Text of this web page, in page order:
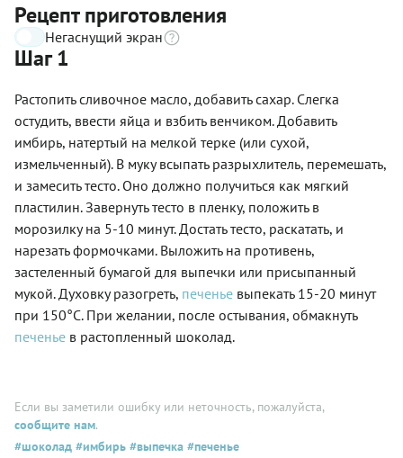
Рецепт приготовления
Негаснущий экран
Шаг 1
Растопить сливочное масло, добавить сахар. Слегка
остудить, ввести яйца и взбить венчиком. Добавить
имбирь, натертый на мелкой терке (или сухой,
измельченный). В муку всыпать разрыхлитель, перемешать,
и замесить тесто. Оно должно получиться как мягкий
пластилин. Завернуть тесто в пленку, положить в
морозилку на 5-10 минут. Достать тесто, раскатать, и
нарезать формочками. Выложить на противень,
застеленный бумагой для выпечки или присыпанный
мукой. Духовку разогреть, печенье выпекать 15-20 минут
при 150°C. При желании, после остывания, обмакнуть
печенье в растопленный шоколад.
Если вы заметили ошибку или неточность, пожалуйста,
сообщите нам.
#шоколад #имбирь #выпечка #печенье